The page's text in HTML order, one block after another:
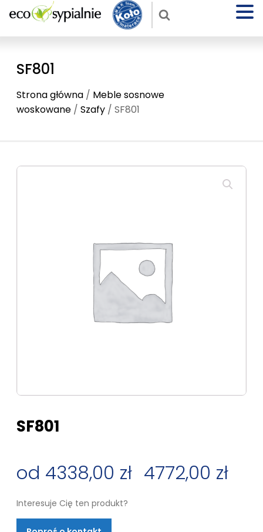
SF801
Strona główna / Meble sosnowe
woskowane / Szafy / SF801
SF801
4338,00 zł 4772,00 zł
Zakres
cen:
Interesuje Cię ten produkt?